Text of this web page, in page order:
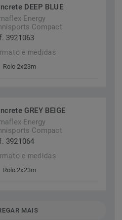
DEEP BLUE
Energy
Compact
3921063
e medidas
Rolo 2x23m
GREY BEIGE
Energy
Compact
3921064
e medidas
Rolo 2x23m
MAIS